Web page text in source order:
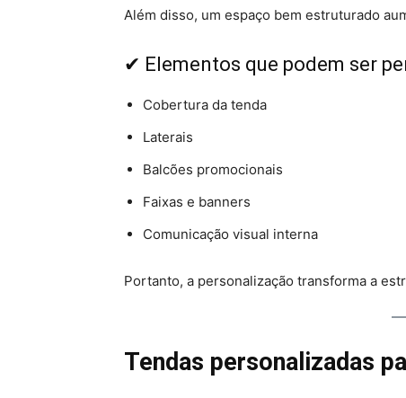
Além disso, um espaço bem estruturado
✔ Elementos que podem ser
Cobertura da tenda
Laterais
Balcões promocionais
Faixas e banners
Comunicação visual interna
Portanto, a personalização transforma a
Tendas personalizadas